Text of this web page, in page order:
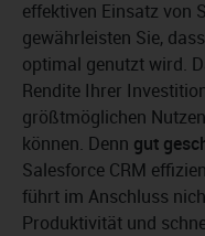
effektiven Einsatz von
gewährleisten Sie,
optimal genutzt wird.
Rendite Ihrer
größtmöglichen
können. Denn gut
Salesforce CRM
führt im Anschluss
Produktivität und